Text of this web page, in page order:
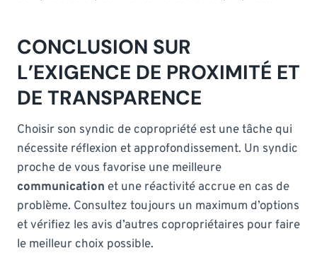
CONCLUSION SUR
L’EXIGENCE DE PROXIMITÉ ET
DE TRANSPARENCE
Choisir son syndic de copropriété est une tâche qui
nécessite réflexion et approfondissement. Un syndic
proche de vous favorise une meilleure
communication et une réactivité accrue en cas de
problème. Consultez toujours un maximum d’options
et vérifiez les avis d’autres copropriétaires pour faire
le meilleur choix possible.